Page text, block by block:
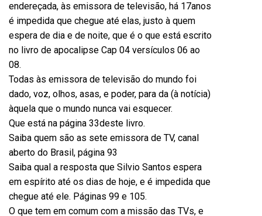
endereçada, às emissora de televisão, há 17anos
é impedida que chegue até elas, justo à quem
espera de dia e de noite, que é o que está escrito
no livro de apocalipse Cap 04 versículos 06 ao
08.
Todas às emissora de televisão do mundo foi
dado, voz, olhos, asas, e poder, para da (à notícia)
àquela que o mundo nunca vai esquecer.
Que está na página 33deste livro.
Saiba quem são as sete emissora de TV, canal
aberto do Brasil, página 93
Saiba qual a resposta que Silvio Santos espera
em espírito até os dias de hoje, e é impedida que
chegue até ele. Páginas 99 e 105.
O que tem em comum com a missão das TVs, e